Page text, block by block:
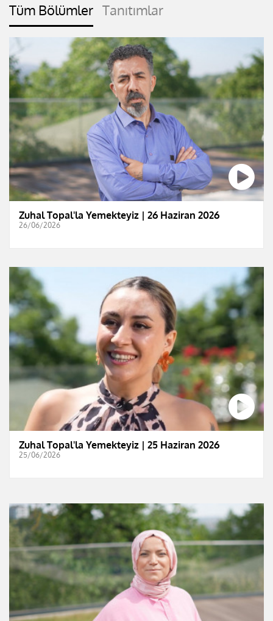
Tüm Bölümler Tanıtımlar
Zuhal Topal'la Yemekteyiz | 26 Haziran 2026
26/06/2026
Zuhal Topal'la Yemekteyiz | 25 Haziran 2026
25/06/2026